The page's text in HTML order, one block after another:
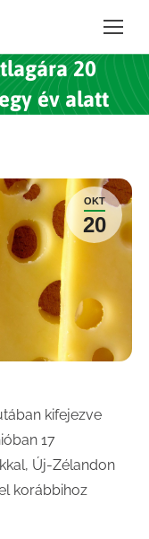
20
év alatt
OKT
20
kifejezve
17
Új-Zélandon
korábbihoz